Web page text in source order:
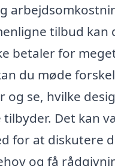
tilbud kan
betaler for
du møde
og se, hvilke
tilbyder. Det kan
for at diskutere
og få